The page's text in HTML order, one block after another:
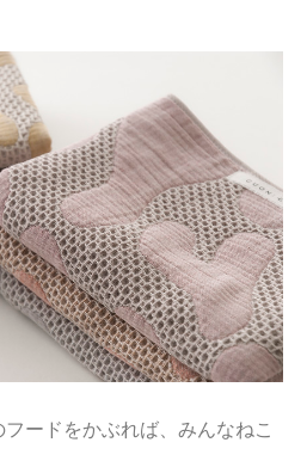
は
問い合わせ
フードをかぶれば、みんなねこ